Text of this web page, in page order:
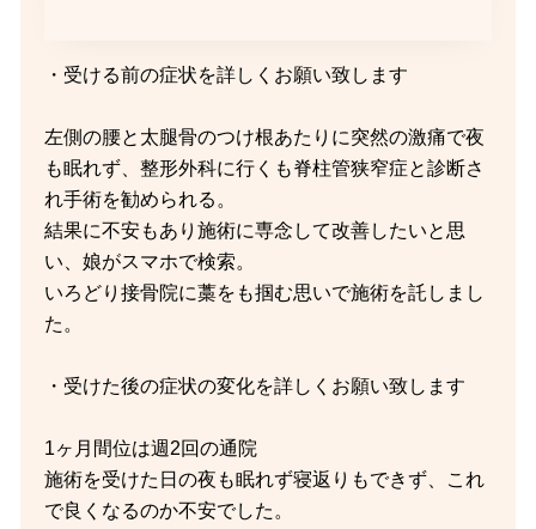
・受ける前の症状を詳しくお願い致します
左側の腰と太腿骨のつけ根あたりに突然の激痛で夜
も眠れず、整形外科に行くも脊柱管狭窄症と診断さ
れ手術を勧められる。
結果に不安もあり施術に専念して改善したいと思
い、娘がスマホで検索。
いろどり接骨院に藁をも掴む思いで施術を託しまし
た。
・受けた後の症状の変化を詳しくお願い致します
1ヶ月間位は週2回の通院
施術を受けた日の夜も眠れず寝返りもできず、これ
で良くなるのか不安でした。